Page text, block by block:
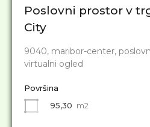
Poslovni prostor v
City
9040, maribor-center,
virtualni ogled
Površina
95,30 m2